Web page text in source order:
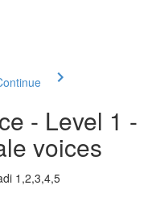
- Level 1 -
voices
1,2,3,4,5